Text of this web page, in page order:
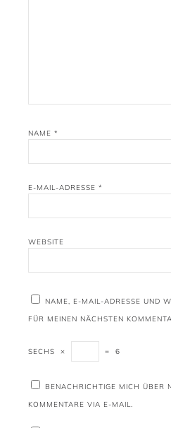
NAME *
E-MAIL-ADRESSE *
WEBSITE
NAME, E-MAIL-ADRESSE UND
FÜR MEINEN NÄCHSTEN
SECHS × = 6
BENACHRICHTIGE MICH ÜBER
KOMMENTARE VIA E-MAIL.